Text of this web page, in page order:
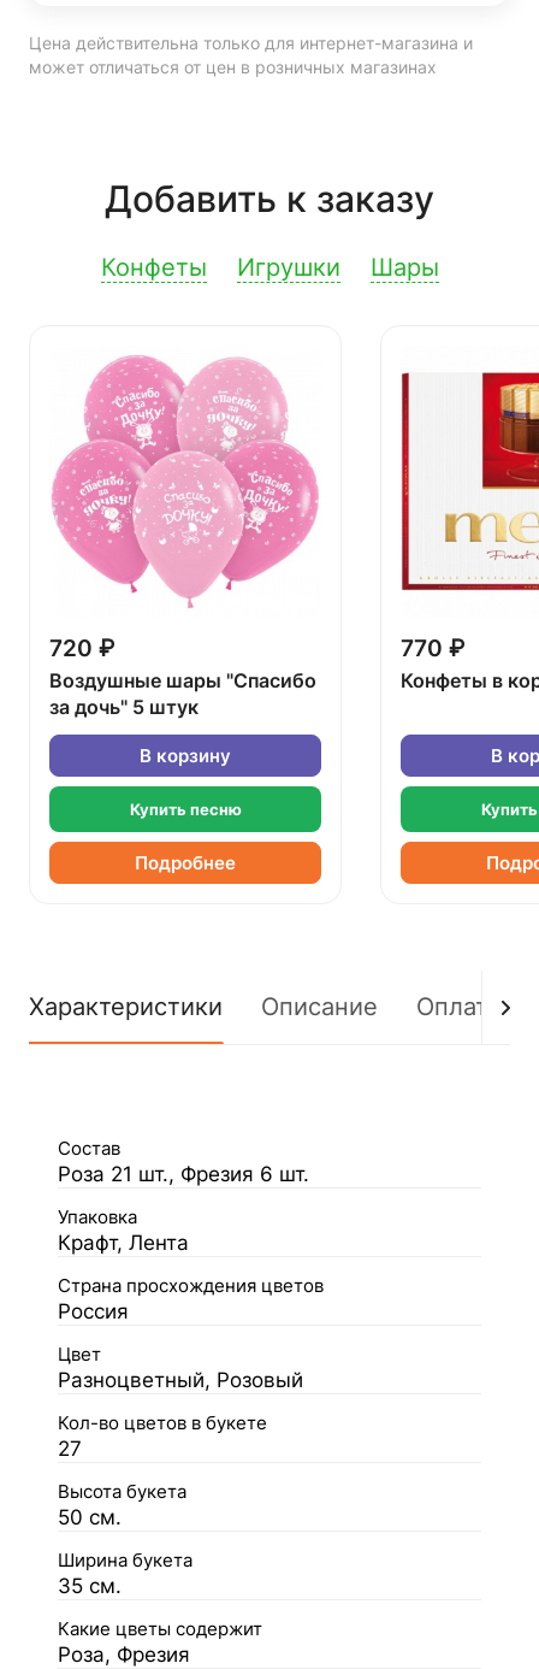
Цена действительна только для интернет-магазина и
может отличаться от цен в розничных магазинах
Добавить к заказу
Конфеты Игрушки Шары
720 ₽
Воздушные шары "Спасибо
за дочь" 5 штук
В корзину
Купить песню
Подробнее
770 ₽
Конфеты в
В
Характеристики Описание Оплата
Состав
Роза 21 шт., Фрезия 6 шт.
Упаковка
Крафт, Лента
Страна просхождения цветов
Россия
Цвет
Разноцветный, Розовый
Кол-во цветов в букете
27
Высота букета
50 см.
Ширина букета
35 см.
Какие цветы содержит
Роза, Фрезия